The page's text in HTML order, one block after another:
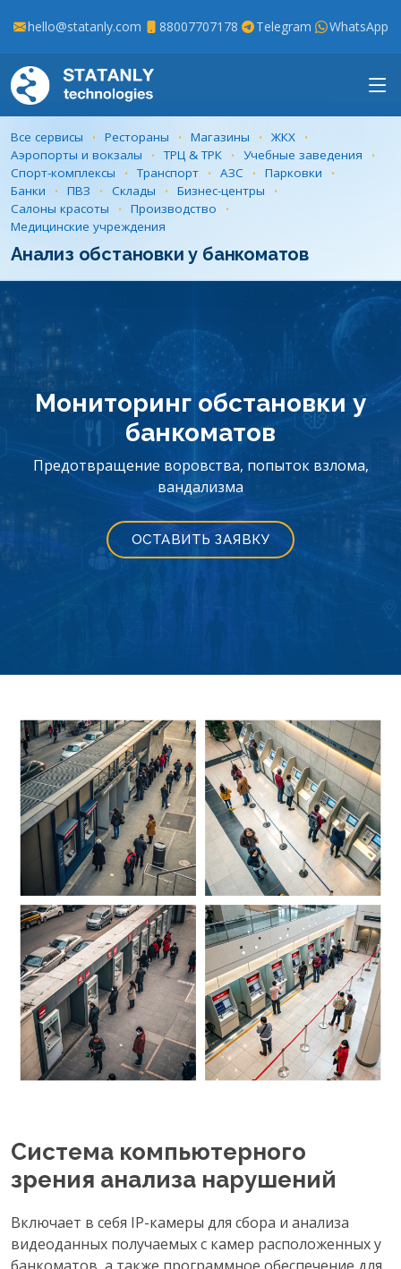
hello@statanly.com 88007707178 Telegram WhatsApp
Все сервисы Рестораны Магазины
ЖКХ
Аэропорты и вокзалы
ТРЦ & ТРК
Учебные заведения
Спорт-комплексы
Транспорт АЗС
Парковки
Банки
ПВЗ Склады
Бизнес-центры
Салоны красоты
Производство
Медицинские учреждения
Анализ обстановки у банкоматов
Мониторинг обстановки у
банкоматов
Предотвращение воровства, попыток взлома,
вандализма
ОСТАВИТЬ ЗАЯВКУ
Система компьютерного
зрения анализа нарушений
Включает в себя IP-камеры для сбора и анализа
видеоданных получаемых с камер расположенных у